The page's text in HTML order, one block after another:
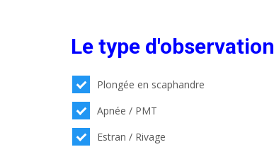
Le type d'observation
Plongée en scaphandre
Apnée / PMT
Estran / Rivage